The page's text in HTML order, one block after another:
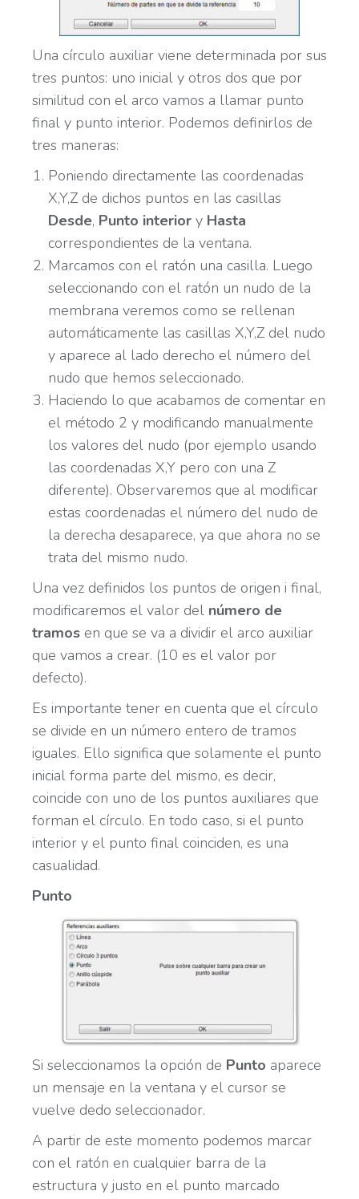
Una círculo auxiliar viene determinada por sus
tres puntos: uno inicial y otros dos que por
similitud con el arco vamos a llamar punto
final y punto interior. Podemos definirlos de
tres maneras:
Poniendo directamente las coordenadas
X,Y,Z de dichos puntos en las casillas
Desde, Punto interior y Hasta
correspondientes de la ventana.
Marcamos con el ratón una casilla. Luego
seleccionando con el ratón un nudo de la
membrana veremos como se rellenan
automáticamente las casillas X,Y,Z del nudo
y aparece al lado derecho el número del
nudo que hemos seleccionado.
Haciendo lo que acabamos de comentar en
el método 2 y modificando manualmente
los valores del nudo (por ejemplo usando
las coordenadas X,Y pero con una Z
diferente). Observaremos que al modificar
estas coordenadas el número del nudo de
la derecha desaparece, ya que ahora no se
trata del mismo nudo.
Una vez definidos los puntos de origen i final,
modificaremos el valor del número de
tramos en que se va a dividir el arco auxiliar
que vamos a crear. (10 es el valor por
defecto).
Es importante tener en cuenta que el círculo
se divide en un número entero de tramos
iguales. Ello significa que solamente el punto
inicial forma parte del mismo, es decir,
coincide con uno de los puntos auxiliares que
forman el círculo. En todo caso, si el punto
interior y el punto final coinciden, es una
casualidad.
Punto
Si seleccionamos la opción de Punto aparece
un mensaje en la ventana y el cursor se
vuelve dedo seleccionador.
A partir de este momento podemos marcar
con el ratón en cualquier barra de la
estructura y justo en el punto marcado